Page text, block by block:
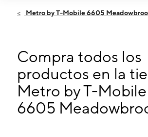
Viernes:10:00 a. m. a 7:00 p. m.
Martes:
10:00 a. m. a 7:00 p. m.
Miérc: 10:00 a. m. a 7:00 p. m.
Jueves:10:00 a. m. a 7:00 p. m.
6605 Meadowbrook Dr Fort Worth, TX 76112
Metro by T-Mobile 6605
Compra todos los
productos en la
Metro by T-
6605